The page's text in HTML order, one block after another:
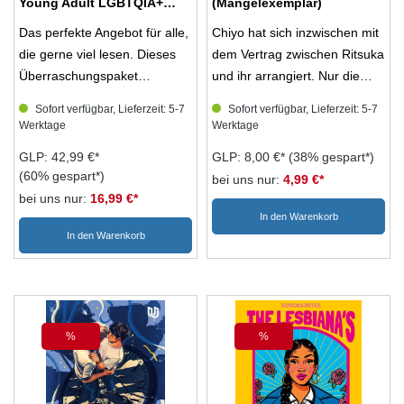
Das perfekte Angebot für alle,
die gerne viel lesen. Dieses
Überraschungspaket
Young Adult LGBTQIA+
überraschen und erhalte jede
Menge Vielfalt, Unterhaltung,
Romantik und Liebe zum
die sich wiedererkennen
Perspektiven entdecken
möchten. Hinweis: Im
Überraschungspaket Young
Adult LGBTQIA+ Romane
können Mängelexemplare
enthalten sein. Hierbei
Sofort verfügbar, Lieferzeit: 5-7
Werktage
GLP: 42,99 €*
(60% gespart*)
bei uns nur: 16,99 €*
In den Warenkorb
Chiyo hat sich inzwischen mit
dem Vertrag zwischen Ritsuka
und ihr arrangiert. Nur die
Sie darf nicht dran denken,
wieder bis zum Hals! Gut,
dass als Ablenkung nebenan
eine neue Mieterin einzieht,
pudelwohl. Und während die
beiden zocken und
quatschen, bemerkt die neue
Nachbarin, dass sich hinter
Chiyos Worten vielleicht doch
mehr Gefühle für Ritsuka
Sofort verfügbar, Lieferzeit: 5-7
Werktage
GLP: 8,00 €* (38% gespart*)
bei uns nur: 4,99 €*
In den Warenkorb
Rabatt
%
Rabatt
%